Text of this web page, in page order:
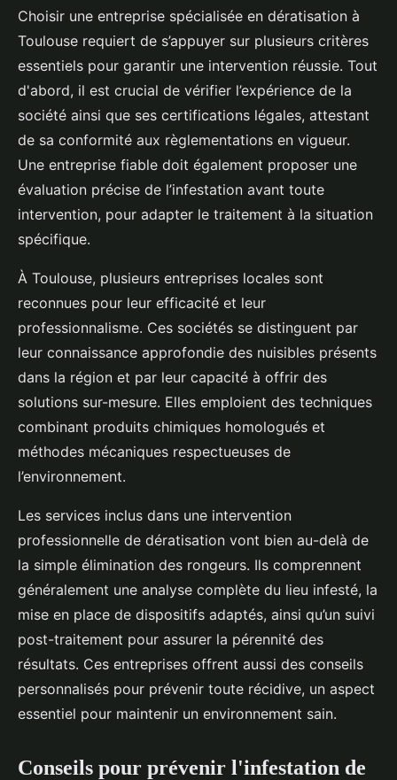
Choisir une entreprise spécialisée en dératisation à
Toulouse requiert de s’appuyer sur plusieurs critères
essentiels pour garantir une intervention réussie. Tout
d'abord, il est crucial de vérifier l’expérience de la
société ainsi que ses certifications légales, attestant
de sa conformité aux règlementations en vigueur.
Une entreprise fiable doit également proposer une
évaluation précise de l’infestation avant toute
intervention, pour adapter le traitement à la situation
spécifique.
À Toulouse, plusieurs entreprises locales sont
reconnues pour leur efficacité et leur
professionnalisme. Ces sociétés se distinguent par
leur connaissance approfondie des nuisibles présents
dans la région et par leur capacité à offrir des
solutions sur-mesure. Elles emploient des techniques
combinant produits chimiques homologués et
méthodes mécaniques respectueuses de
l’environnement.
Les services inclus dans une intervention
professionnelle de dératisation vont bien au-delà de
la simple élimination des rongeurs. Ils comprennent
généralement une analyse complète du lieu infesté, la
mise en place de dispositifs adaptés, ainsi qu’un suivi
post-traitement pour assurer la pérennité des
résultats. Ces entreprises offrent aussi des conseils
personnalisés pour prévenir toute récidive, un aspect
essentiel pour maintenir un environnement sain.
Conseils pour prévenir l'infestation de